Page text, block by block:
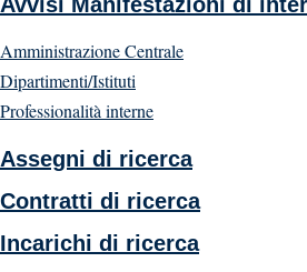
Amministrazione Centrale
Dipartimenti/Istituti
Professionalità interne
Assegni di ricerca
Contratti di ricerca
Incarichi di ricerca